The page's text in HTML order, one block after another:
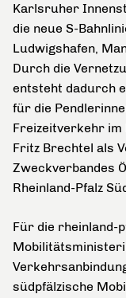
Karlsruher
die neue S-
Ludwigshafen,
Durch die
entsteht dadurch
für die
Freizeitverkehr im
Fritz Brechtel als
Zweckverbandes
Rheinland-Pfalz
Für die rheinland-
südpfälzische